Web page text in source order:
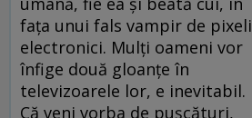
faţa unui fals vampir de pixeli
electronici. Mulţi oameni vor
înfige două gloanţe în
televizoarele lor, e inevitabil.
Că veni vorba de puşcături,